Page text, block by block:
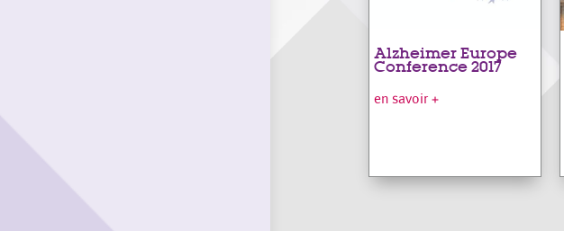
Alzheimer Europe
Conference 2017
en savoir +